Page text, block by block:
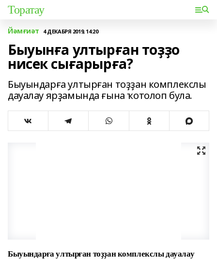
Торатау
Йәмғиәт 4 ДЕКАБРЯ 2019, 14:20
Быуынға ултырған тоҙҙо
нисек сығарырға?
Быуындарға ултырған тоҙҙан комплекслы
дауалау ярҙамында ғына ҡотолоп була.
Быуындарға ултырған тоҙҙан комплекслы дауалау